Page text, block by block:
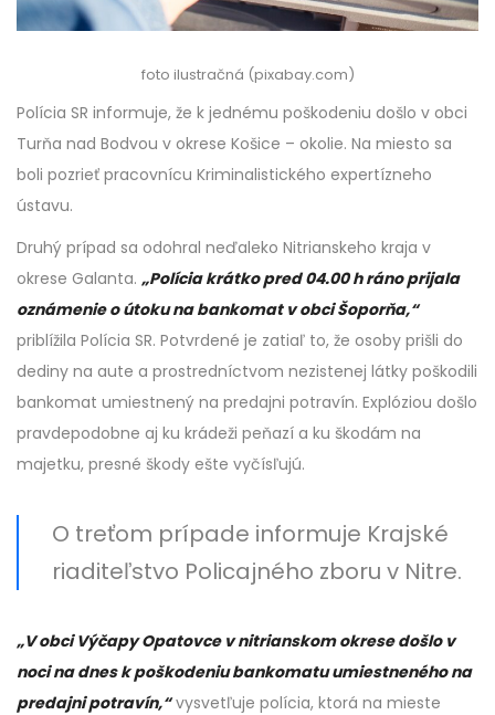
foto ilustračná (pixabay.com)
Polícia SR informuje, že k jednému poškodeniu došlo v obci
Turňa nad Bodvou v okrese Košice – okolie. Na miesto sa
boli pozrieť pracovnícu Kriminalistického expertízneho
ústavu.
Druhý prípad sa odohral neďaleko Nitrianskeho kraja v
okrese Galanta. „Polícia krátko pred 04.00 h ráno prijala
oznámenie o útoku na bankomat v obci Šoporňa,“
priblížila Polícia SR. Potvrdené je zatiaľ to, že osoby prišli do
dediny na aute a prostredníctvom nezistenej látky poškodili
bankomat umiestnený na predajni potravín. Explóziou došlo
pravdepodobne aj ku krádeži peňazí a ku škodám na
majetku, presné škody ešte vyčísľujú.
O treťom prípade informuje Krajské
riaditeľstvo Policajného zboru v Nitre.
„V obci Výčapy Opatovce v nitrianskom okrese došlo v
noci na dnes k poškodeniu bankomatu umiestneného na
predajni potravín,“vysvetľuje polícia, ktorá na mieste